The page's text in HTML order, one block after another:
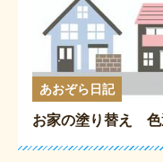
あおぞら日記
お家の塗り替え